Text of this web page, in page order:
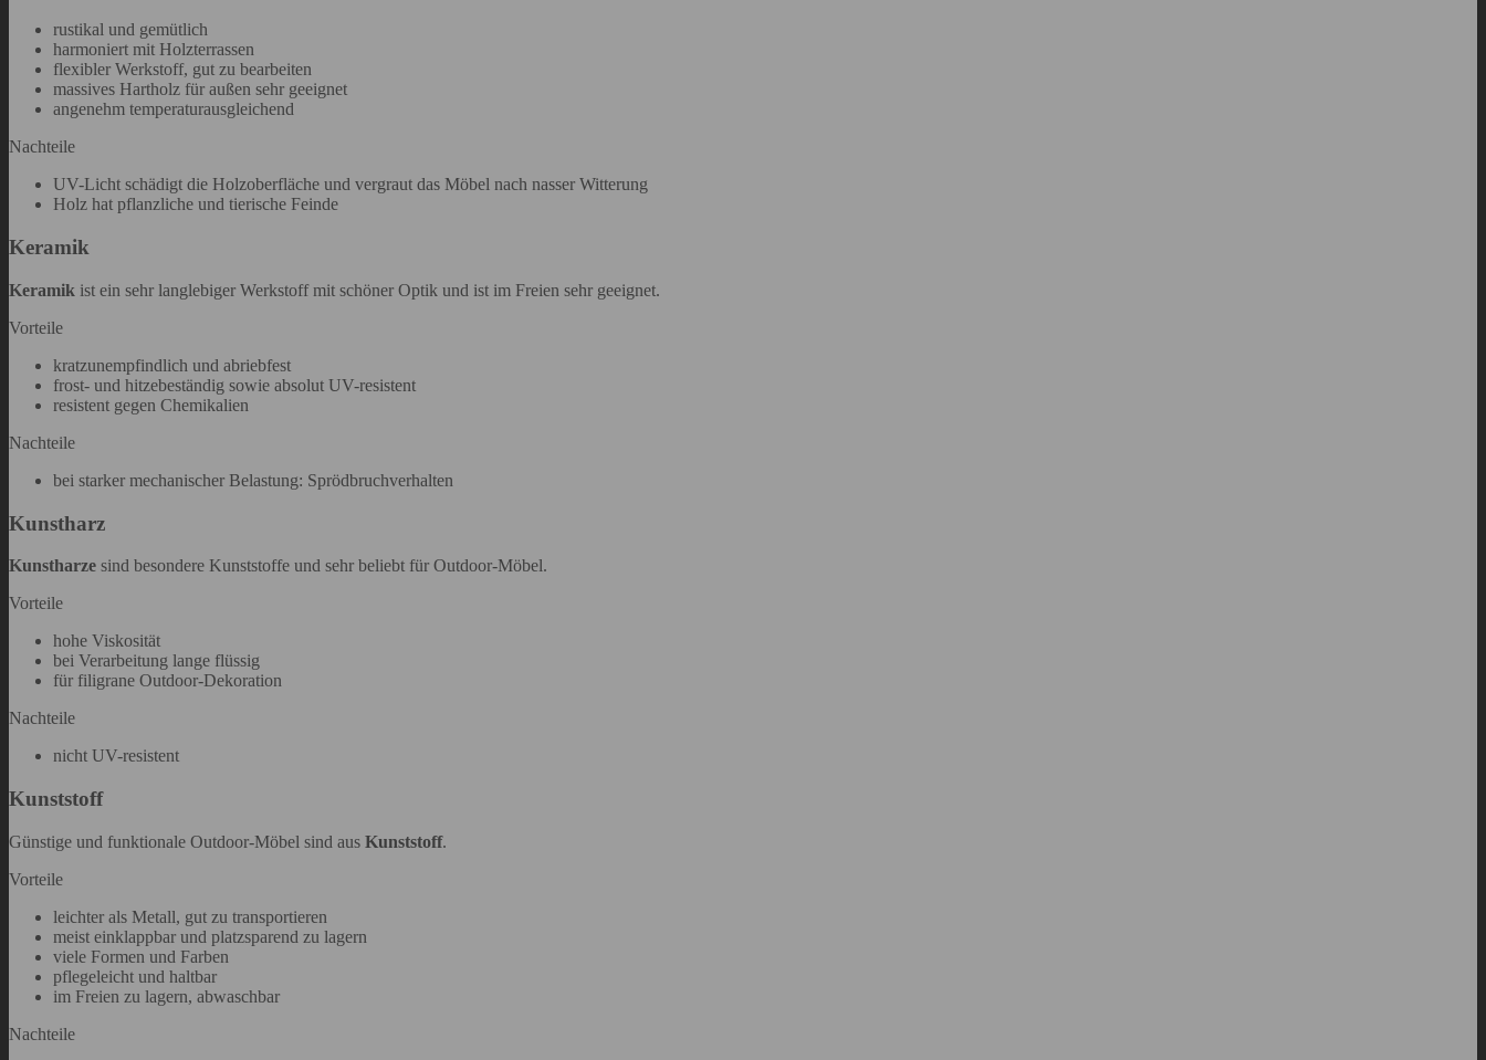
rustikal und gemütlich
harmoniert mit Holzterrassen
flexibler Werkstoff, gut zu bearbeiten
massives Hartholz für außen sehr geeignet
angenehm temperaturausgleichend
Nachteile
UV-Licht schädigt die Holzoberfläche und vergraut das Möbel nach nasser Witterung
Holz hat pflanzliche und tierische Feinde
Keramik
Keramik ist ein sehr langlebiger Werkstoff mit schöner Optik und ist im Freien sehr geeignet.
Vorteile
kratzunempfindlich und abriebfest
frost- und hitzebeständig sowie absolut UV-resistent
resistent gegen Chemikalien
Nachteile
bei starker mechanischer Belastung: Sprödbruchverhalten
Kunstharz
Kunstharze sind besondere Kunststoffe und sehr beliebt für Outdoor-Möbel.
Vorteile
hohe Viskosität
bei Verarbeitung lange flüssig
für filigrane Outdoor-Dekoration
Nachteile
nicht UV-resistent
Kunststoff
Günstige und funktionale Outdoor-Möbel sind aus Kunststoff.
Vorteile
leichter als Metall, gut zu transportieren
meist einklappbar und platzsparend zu lagern
viele Formen und Farben
pflegeleicht und haltbar
im Freien zu lagern, abwaschbar
Nachteile